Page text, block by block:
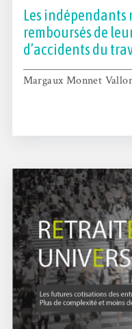
Les indépendants
remboursés de
d’accidents du
Margaux Monnet